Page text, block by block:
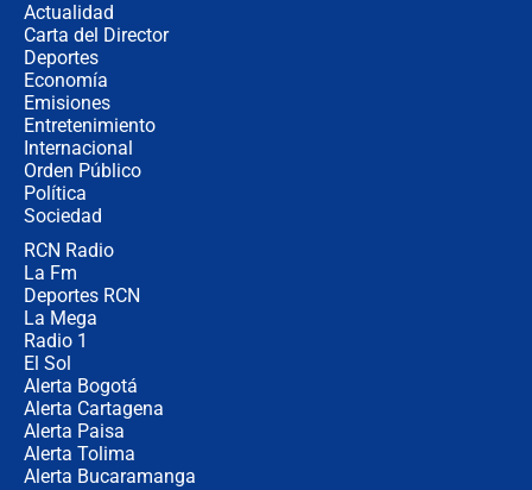
Actualidad
Carta del Director
Deportes
Economía
Emisiones
Entretenimiento
Internacional
Orden Público
Política
Sociedad
RCN Radio
La Fm
Deportes RCN
La Mega
Radio 1
El Sol
Alerta Bogotá
Alerta Cartagena
Alerta Paisa
Alerta Tolima
Alerta Bucaramanga